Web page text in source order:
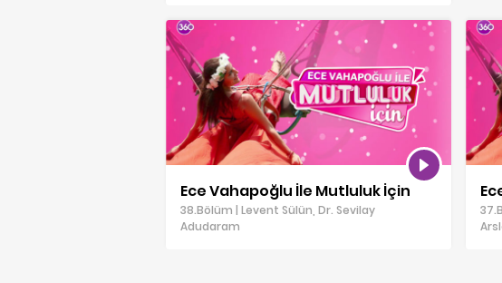
Ece Vahapoğlu İle Mutluluk İçin
38.Bölüm | Levent Sülün, Dr. Sevilay
Adudaram